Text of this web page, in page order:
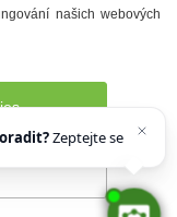
našich webových
se našeho asi